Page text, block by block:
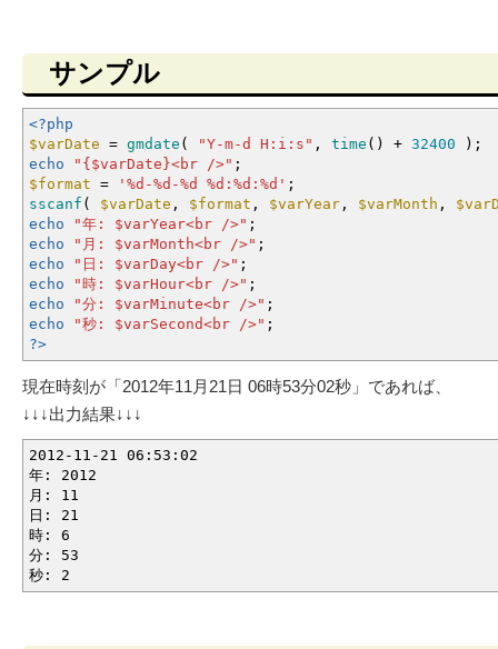
サンプル
<?php
$varDate = gmdate ( "Y-m-d H:i:s" , time ( ) + 32400 ) ;
echo
" {$varDate}<br />" ;
$format = '%d-%d-%d %d:%d:%d' ;
sscanf ( $varDate , $format , $varYear , $varMonth ,
echo
"年: $varYear<br />" ;
echo
"月: $varMonth<br />" ;
echo
"日: $varDay<br />" ;
echo
"時: $varHour<br />" ;
echo
"分: $varMinute<br />" ;
echo
"秒: $varSecond<br />" ;
?>
現在時刻が「2012年11月21日 06時53分02秒」であれば、
↓↓↓出力結果↓↓↓
2012-11-21 06:53:02
年: 2012
月: 11
日: 21
時: 6
分: 53
秒: 2